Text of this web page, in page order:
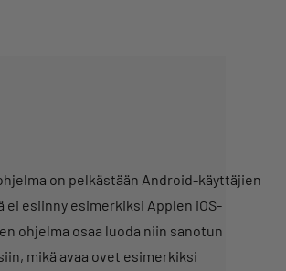
on pelkästään Android-käyttäjien
ei esiinny esimerkiksi Applen iOS-
ohjelma osaa luoda niin sanotun
mikä avaa ovet esimerkiksi